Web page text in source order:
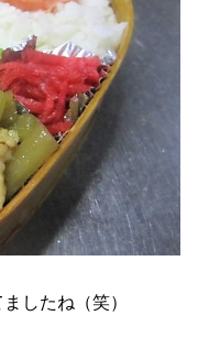
したね（笑）